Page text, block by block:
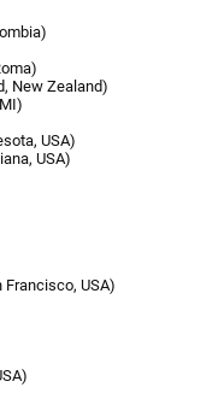
New Zealand)
USA)
USA)
Francisco, USA)